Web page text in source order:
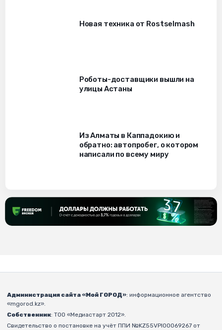
Новая техника от Rostselmash
Роботы-доставщики вышли на
улицы Астаны
Из Алматы в Каппадокию и
обратно: автопробег, о котором
написали по всему миру
Администрация сайта «Мой ГОРОД»: информационное агентство
«mgorod.kz».
Собственник: ТОО «Медиастарт 2012».
Свидетельство о постановке на учёт ППИ №KZ55VPI00069267 от